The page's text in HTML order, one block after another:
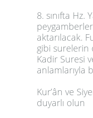
8. sınıfta Hz.
aktarılacak.
gibi surelerin
Kadir Suresi
anlamlarıyla
Kur’ân ve
duyarlı olun